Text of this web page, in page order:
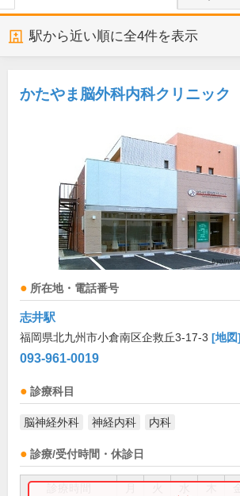
駅から近い順に全4件を表示
かたやま脳外科内科クリニック
所在地・電話番号
志井駅
福岡県北九州市小倉南区企救丘3-17-3 [地図]
093-961-0019
診療科目
脳神経外科 神経内科 内科
診療/受付時間・休診日